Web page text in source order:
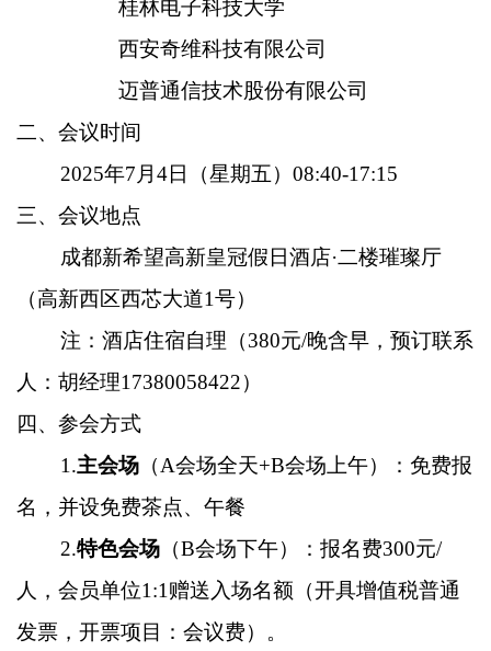
桂林电子科技大学
西安奇维科技有限公司
迈普通信技术股份有限公司
二、会议时间
2025年7月4日（星期五）08:40-17:15
三、会议地点
成都新希望高新皇冠假日酒店·二楼璀璨厅
（高新西区西芯大道1号）
注：酒店住宿自理（380元/晚含早，预订联系
人：胡经理17380058422）
四、参会方式
1.主会场 （A会场全天+B会场上午）：免费报
名，并设免费茶点、午餐
2.特色会场 （B会场下午）：报名费300元/
人，会员单位1:1赠送入场名额（开具增值税普通
发票，开票项目：会议费）。